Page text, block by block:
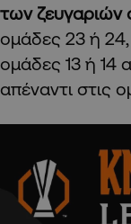
των ζευγαριών
ομάδες 23 ή 24,
ομάδες 13 ή 14
απέναντι στις